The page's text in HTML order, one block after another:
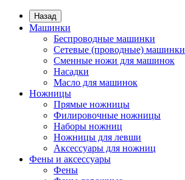
Назад
Машинки
Беспроводные машинки
Сетевые (проводные) машинки
Сменные ножи для машинок
Насадки
Масло для машинок
Ножницы
Прямые ножницы
Филировочные ножницы
Наборы ножниц
Ножницы для левши
Аксессуары для ножниц
Фены и аксессуары
Фены